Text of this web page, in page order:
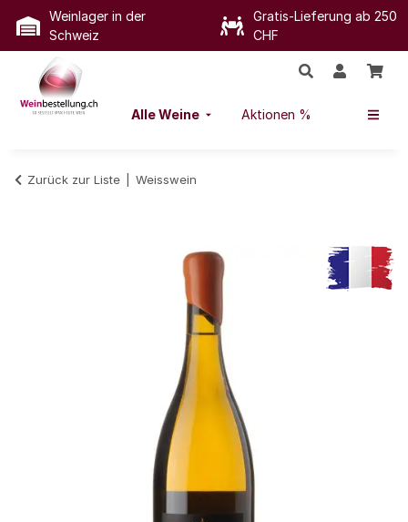
Weinlager in der
Schweiz
Gratis-Lieferung ab 250
CHF
Alle Weine Aktionen %
Zurück zur Liste Weisswein